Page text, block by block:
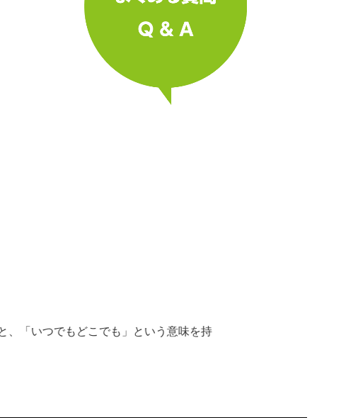
、「いつでもどこでも」という意味を持